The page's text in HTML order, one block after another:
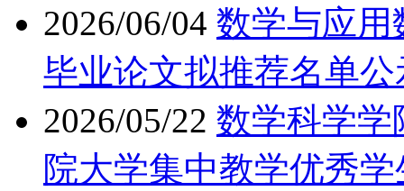
2026/06/04 数学与应用
毕业论文拟推荐名单公
2026/05/22 数学科学学
院大学集中教学优秀